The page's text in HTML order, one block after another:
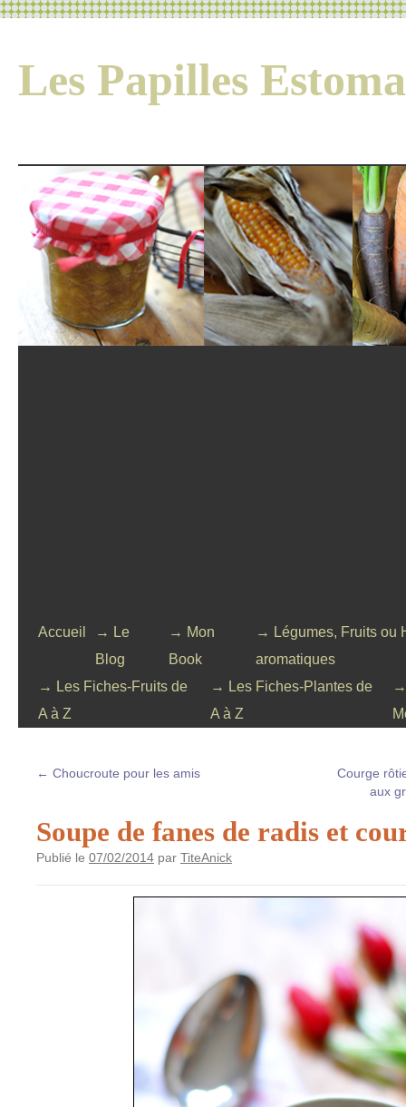
Les Papilles
Accueil
→ Le
Blog
→ Mon
Book
→ Légumes, Fruits ou
aromatiques
→ Les Fiches-Fruits de
A à Z
→ Les Fiches-Plantes de
A à Z
→
← Choucroute pour les amis
Courge
aux
Soupe de fanes de radis et
Publié le 07/02/2014 par TiteAnick